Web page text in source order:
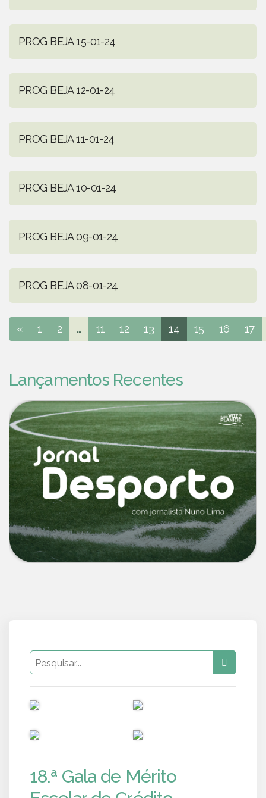
PROG BEJA 15-01-24
PROG BEJA 12-01-24
PROG BEJA 11-01-24
PROG BEJA 10-01-24
PROG BEJA 09-01-24
PROG BEJA 08-01-24
« 1 2 ... 11 12 13 14 15 16 17
Lançamentos Recentes
18.ª Gala de Mérito